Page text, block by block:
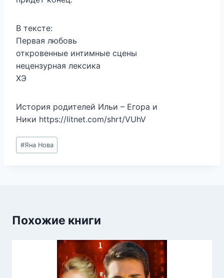
В тексте:
Первая любовь
откровенные интимные сцены
нецензурная лексика
ХЭ
История родителей Ильи – Егора и
Ники https://litnet.com/shrt/VUhV
Метки
записи:
#Яна Нова
Похожие книги